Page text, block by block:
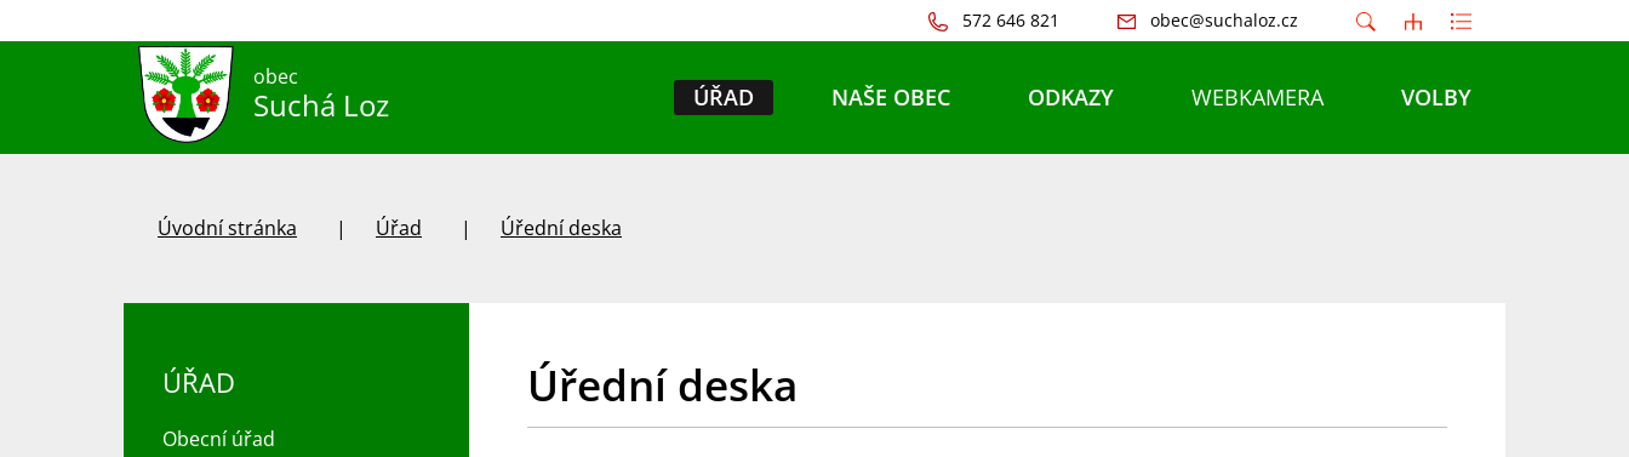
572 646 821 obec@suchaloz.cz
obec
Suchá Loz ÚŘAD NAŠE OBEC ODKAZY WEBKAMERA VOLBY
Úvodní stránka Úřad Úřední deska
Úřední deska
ÚŘAD
Obecní úřad